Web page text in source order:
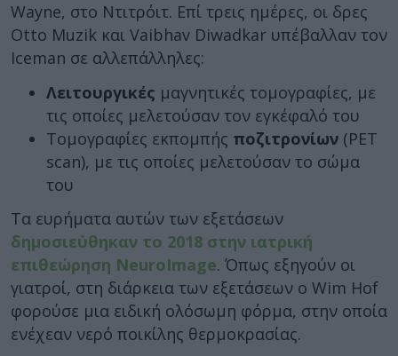
Wayne, στο Ντιτρόιτ. Επί τρεις ημέρες, οι δρες
Otto Muzik και Vaibhav Diwadkar υπέβαλλαν τον
Iceman σε αλλεπάλληλες:
Λειτουργικές μαγνητικές τομογραφίες, με
τις οποίες μελετούσαν τον εγκέφαλό του
Τομογραφίες εκπομπής ποζιτρονίων (PET
scan), με τις οποίες μελετούσαν το σώμα
του
Τα ευρήματα αυτών των εξετάσεων
δημοσιεύθηκαν το 2018 στην ιατρική
επιθεώρηση NeuroImage. Όπως εξηγούν οι
γιατροί, στη διάρκεια των εξετάσεων ο Wim Hof
φορούσε μια ειδική ολόσωμη φόρμα, στην οποία
ενέχεαν νερό ποικίλης θερμοκρασίας.